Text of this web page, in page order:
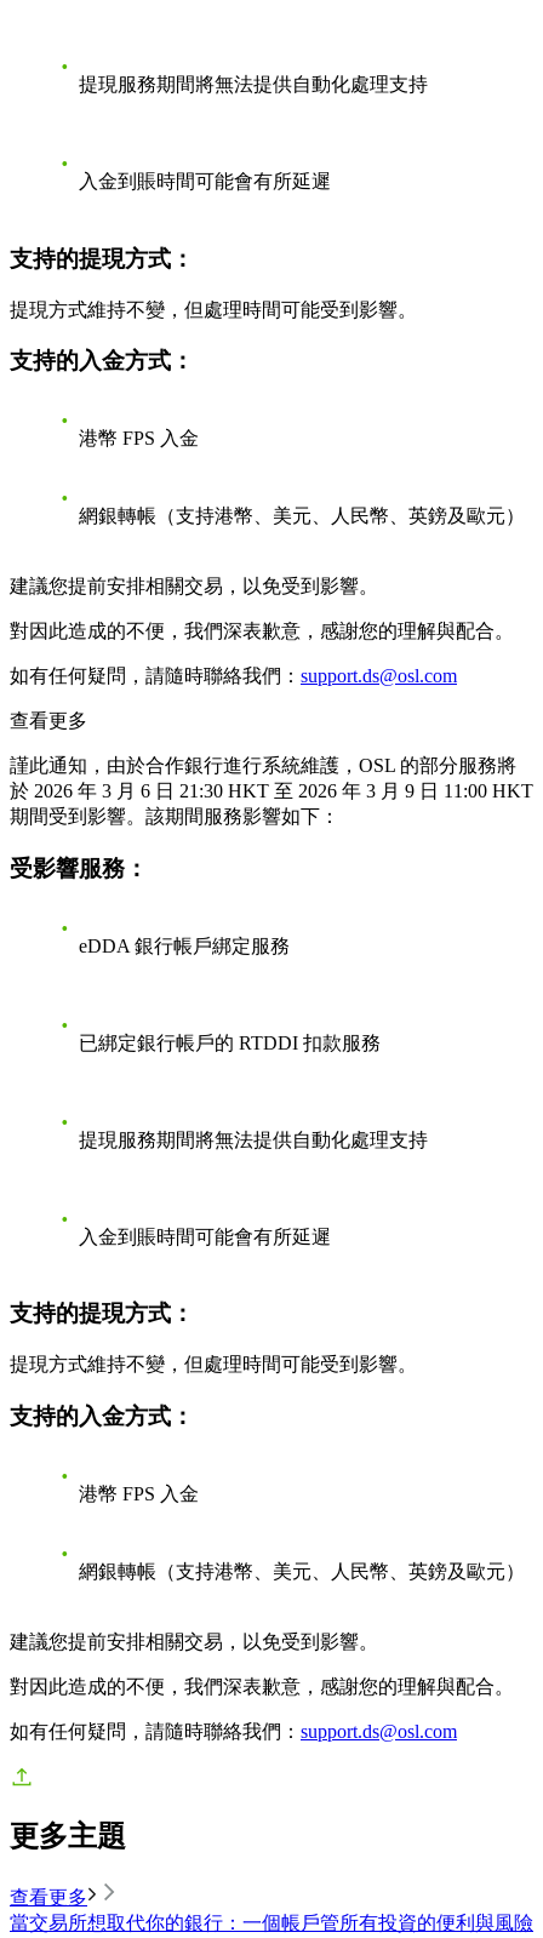
提現服務期間將無法提供自動化處理支持
入金到賬時間可能會有所延遲
支持的提現方式：
提現方式維持不變，但處理時間可能受到影響。
支持的入金方式：
港幣 FPS 入金
網銀轉帳（支持港幣、美元、人民幣、英鎊及歐元）
建議您提前安排相關交易，以免受到影響。
對因此造成的不便，我們深表歉意，感謝您的理解與配合。
如有任何疑問，請隨時聯絡我們： support.ds@osl.com
查看更多
謹此通知，由於合作銀行進行系統維護，OSL 的部分服務將
於 2026 年 3 月 6 日 21:30 HKT 至 2026 年 3 月 9 日 11:00 HKT
期間受到影響。該期間服務影響如下：
受影響服務：
eDDA 銀行帳戶綁定服務
已綁定銀行帳戶的 RTDDI 扣款服務
提現服務期間將無法提供自動化處理支持
入金到賬時間可能會有所延遲
支持的提現方式：
提現方式維持不變，但處理時間可能受到影響。
支持的入金方式：
港幣 FPS 入金
網銀轉帳（支持港幣、美元、人民幣、英鎊及歐元）
建議您提前安排相關交易，以免受到影響。
對因此造成的不便，我們深表歉意，感謝您的理解與配合。
如有任何疑問，請隨時聯絡我們： support.ds@osl.com
更多主題
查看更多
當交易所想取代你的銀行：一個帳戶管所有投資的便利與風險